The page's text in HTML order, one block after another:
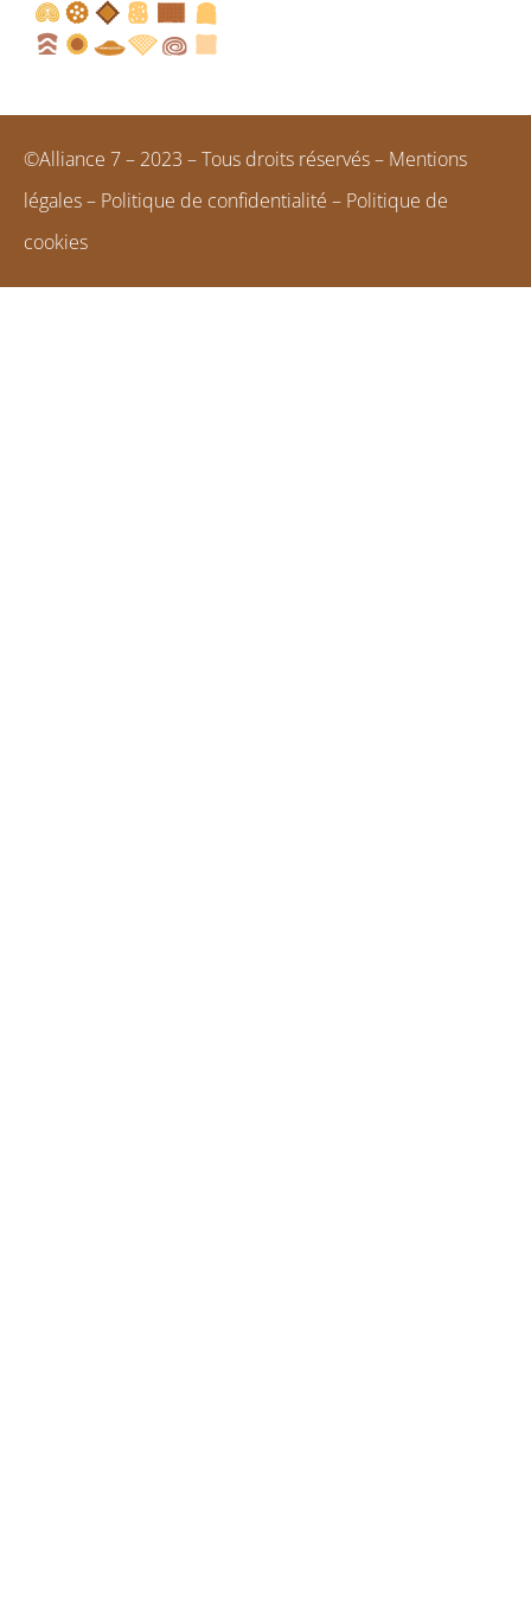
©Alliance 7 – 2023 – Tous droits réservés – Mentions
légales– Politique de confidentialité – Politique de
cookies